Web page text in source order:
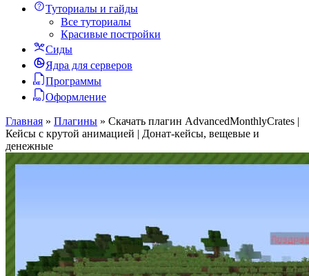
Туториалы и гайды
Все туториалы
Красивые постройки
Сиды
Ядра для серверов
Программы
Оформление
Главная » Плагины » Скачать плагин AdvancedMonthlyCrates |
Кейсы с крутой анимацией | Донат-кейсы, вещевые и
денежные